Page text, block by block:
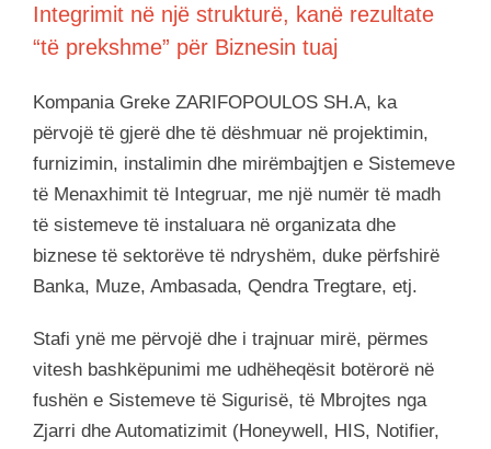
Integrimit në një strukturë, kanë rezultate
“të prekshme” për Biznesin tuaj
Kompania Greke ZARIFOPOULOS SH.A, ka
përvojë të gjerë dhe të dëshmuar në projektimin,
furnizimin, instalimin dhe mirëmbajtjen e Sistemeve
të Menaxhimit të Integruar, me një numër të madh
të sistemeve të instaluara në organizata dhe
biznese të sektorëve të ndryshëm, duke përfshirë
Banka, Muze, Ambasada, Qendra Tregtare, etj.
Stafi ynë me përvojë dhe i trajnuar mirë, përmes
vitesh bashkëpunimi me udhëheqësit botërorë në
fushën e Sistemeve të Sigurisë, të Mbrojtes nga
Zjarri dhe Automatizimit (Honeywell, HIS, Notifier,